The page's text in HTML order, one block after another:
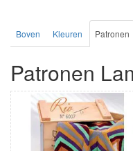
Boven Kleuren Patronen
Patronen